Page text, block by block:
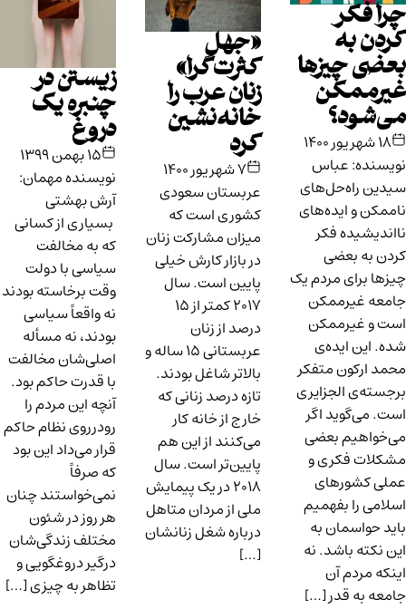
چرا فکر
کردن به
بعضی چیزها
غیرممکن
می‌شود؟
۱۸ شهریور ۱۴۰۰
نویسنده: عباس
سیدین راه‌حل‌های
ناممکن و ایده‌های
نااندیشیده فکر
کردن به بعضی
چیزها برای مردم یک
جامعه غیرممکن
است و غیرممکن
شده. این ایده‌ی
محمد ارکون متفکر
برجسته‌ی الجزایری
است. می‌گوید اگر
می‌خواهیم بعضی
مشکلات فکری و
عملی کشورهای
اسلامی را بفهمیم
باید حواسمان به
این نکته باشد. نه
اینکه مردم آن
جامعه به قدر […]
«جهلِ
کثرت‌گرا»
زنان عرب را
خانه‌نشین
کرد
۷ شهریور ۱۴۰۰
عربستان سعودی
کشوری است که
میزان مشارکت زنان
در بازار کارش خیلی
پایین است. سال
۲۰۱۷ کمتر از ۱۵
درصد از زنان
عربستانی ۱۵ ساله و
بالاتر شاغل بودند.
تازه درصد زنانی که
خارج از خانه کار
می‌کنند از این هم
پایین‌تر است. سال
۲۰۱۸ در یک پیمایش
ملی از مردان متاهل
درباره شغل زنانشان
[…]
زیستن در
چنبره یک
دروغ
۱۵ بهمن ۱۳۹۹
نویسنده مهمان:
آرش بهشتی
بسیاری از کسانی
که به مخالفت
سیاسی با دولت
وقت برخاسته بودند
نه واقعاً‌ سیاسی
بودند، نه مسأله
اصلی‌شان مخالفت
با قدرت حاکم بود.
آنچه این مردم را
رودرروی نظام حاکم
قرار می‌داد این بود
که صرفاً
نمی‌خواستند چنان
هر روز در شئون
مختلف زندگی‌شان
درگیر دروغگویی و
تظاهر به چیزی […]